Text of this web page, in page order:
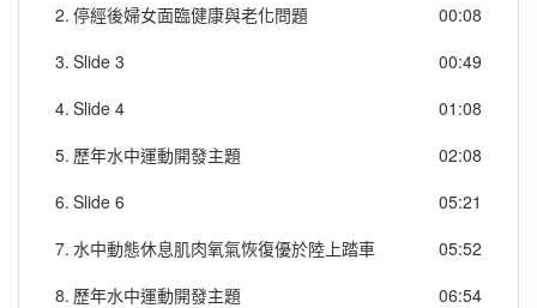
00:08
2. 停經後婦女面臨健康與老化問題
00:49
3. Slide 3
01:08
4. Slide 4
02:08
5. 歷年水中運動開發主題
05:21
6. Slide 6
05:52
7. 水中動態休息肌肉氧氣恢復優於陸上踏車
06:54
8. 歷年水中運動開發主題